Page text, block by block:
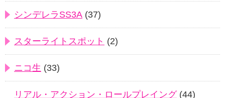
シンデレラSS3A (37)
スターライトスポット (2)
ニコ生 (33)
リアル・アクション・ロールプレイング(44)